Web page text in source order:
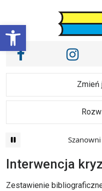
Otwórz
Main Navigation
Nasze media
Facebook
Zmień
Szanowni
Interwencja
Zestawienie